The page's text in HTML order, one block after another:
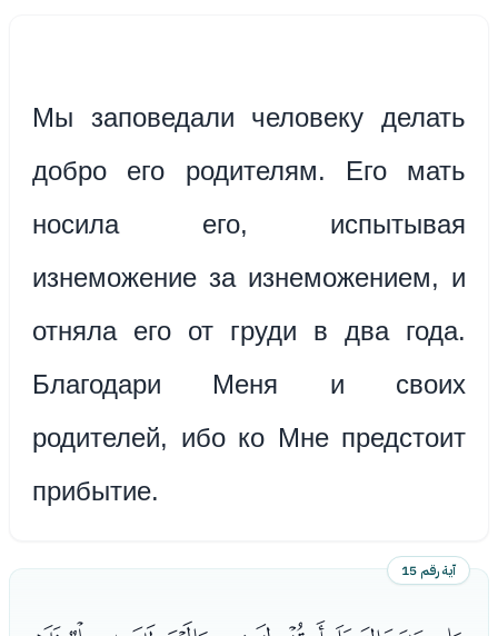
Мы заповедали человеку делать
добро его родителям. Его мать
носила его, испытывая
изнеможение за изнеможением, и
отняла его от груди в два года.
Благодари Меня и своих
родителей, ибо ко Мне предстоит
прибытие.
آية رقم 15